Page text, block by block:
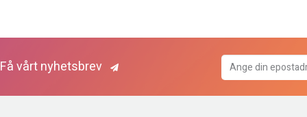
Få vårt nyhetsbrev